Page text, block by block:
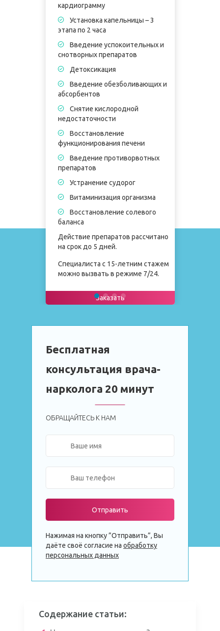
кардиограмму
Установка капельницы – 3
этапа по 2 часа
Введение успокоительных и
снотворных препаратов
Детоксикация
Введение обезболивающих и
абсорбентов
Снятие кислородной
недостаточности
Восстановление
функционирования печени
Введение противорвотных
препаратов
Устранение судорог
Витаминизация организма
Восстановление солевого
баланса
Действие препаратов рассчитано
на срок до 5 дней.
Специалиста с 15-летним стажем
можно вызвать в режиме 7/24.
Заказать
Бесплатная
консультация врача-
нарколога 20 минут
ОБРАЩАЙТЕСЬ К НАМ
Отправить
Нажимая на кнопку ”Отправить”, Вы
даёте своё согласие на обработку
персональных данных
Содержание статьи: